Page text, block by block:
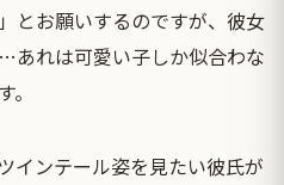
とお願いするのですが、彼女
れは可愛い子しか似合わな
インテール姿を見たい彼氏が